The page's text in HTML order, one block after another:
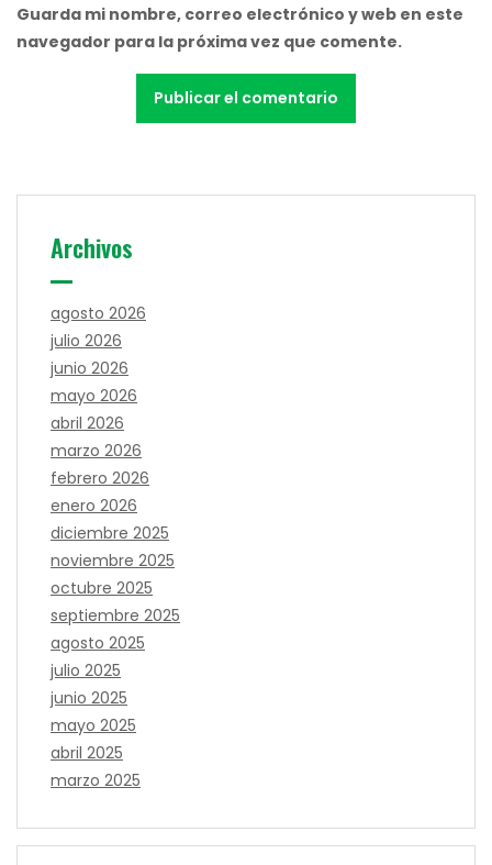
Guarda mi nombre, correo electrónico y web en este
navegador para la próxima vez que comente.
Archivos
agosto 2026
julio 2026
junio 2026
mayo 2026
abril 2026
marzo 2026
febrero 2026
enero 2026
diciembre 2025
noviembre 2025
octubre 2025
septiembre 2025
agosto 2025
julio 2025
junio 2025
mayo 2025
abril 2025
marzo 2025